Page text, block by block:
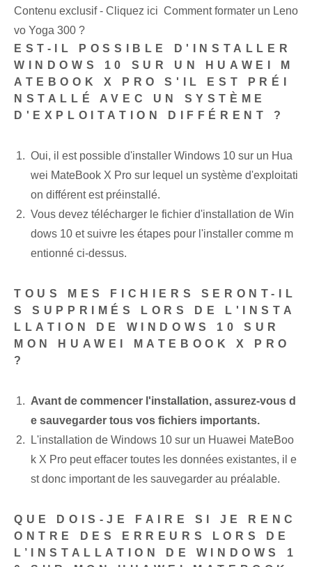
Contenu exclusif - Cliquez ici Comment formater un Leno
vo Yoga 300 ?
EST-IL POSSIBLE D'INSTALLER
WINDOWS 10 SUR UN HUAWEI M
ATEBOOK X PRO S'IL EST PRÉI
NSTALLÉ AVEC UN SYSTÈME
D'EXPLOITATION DIFFÉRENT ?
Oui, il est possible d'installer Windows 10 sur un Hua
wei MateBook X Pro sur lequel un système d'exploitati
on différent est préinstallé.
Vous devez télécharger le fichier d'installation de Win
dows 10 et suivre les étapes pour l'installer comme m
entionné ci-dessus.
TOUS MES FICHIERS SERONT-IL
S SUPPRIMÉS LORS DE L'INSTA
LLATION DE WINDOWS 10 SUR
MON HUAWEI MATEBOOK X PRO
?
Avant de commencer l'installation, assurez-vous d
e sauvegarder tous vos fichiers importants.
L'installation de Windows 10 sur un Huawei MateBoo
k X Pro peut effacer toutes les données existantes, il e
st donc important de les sauvegarder au préalable.
QUE DOIS-JE FAIRE SI JE RENC
ONTRE DES ERREURS LORS DE
L’INSTALLATION DE WINDOWS 1